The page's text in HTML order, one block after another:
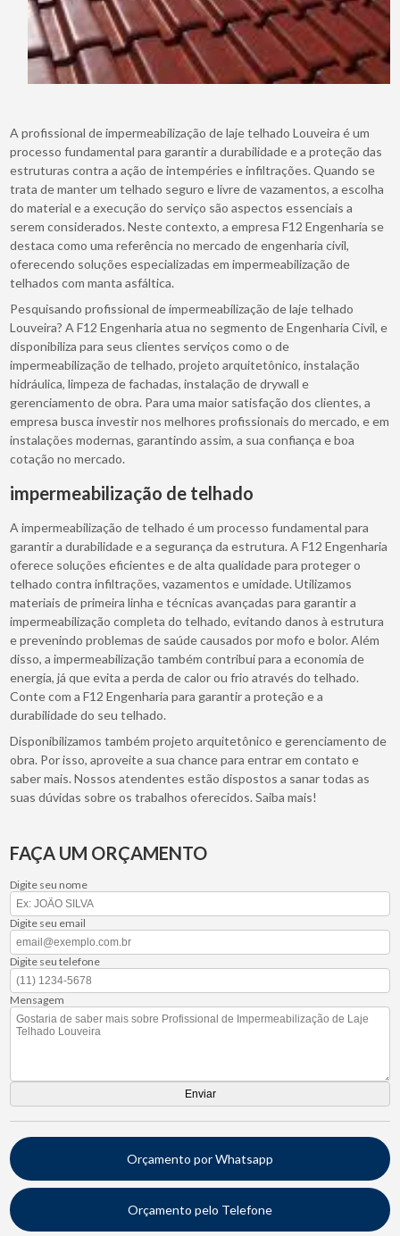
A profissional de impermeabilização de laje telhado Louveira é um
processo fundamental para garantir a durabilidade e a proteção das
estruturas contra a ação de intempéries e infiltrações. Quando se
trata de manter um telhado seguro e livre de vazamentos, a escolha
do material e a execução do serviço são aspectos essenciais a
serem considerados. Neste contexto, a empresa F12 Engenharia se
destaca como uma referência no mercado de engenharia civil,
oferecendo soluções especializadas em impermeabilização de
telhados com manta asfáltica.
Pesquisando profissional de impermeabilização de laje telhado
Louveira? A F12 Engenharia atua no segmento de Engenharia Civil, e
disponibiliza para seus clientes serviços como o de
impermeabilização de telhado, projeto arquitetônico, instalação
hidráulica, limpeza de fachadas, instalação de drywall e
gerenciamento de obra. Para uma maior satisfação dos clientes, a
empresa busca investir nos melhores profissionais do mercado, e em
instalações modernas, garantindo assim, a sua confiança e boa
cotação no mercado.
impermeabilização de telhado
A impermeabilização de telhado é um processo fundamental para
garantir a durabilidade e a segurança da estrutura. A F12 Engenharia
oferece soluções eficientes e de alta qualidade para proteger o
telhado contra infiltrações, vazamentos e umidade. Utilizamos
materiais de primeira linha e técnicas avançadas para garantir a
impermeabilização completa do telhado, evitando danos à estrutura
e prevenindo problemas de saúde causados por mofo e bolor. Além
disso, a impermeabilização também contribui para a economia de
energia, já que evita a perda de calor ou frio através do telhado.
Conte com a F12 Engenharia para garantir a proteção e a
durabilidade do seu telhado.
Disponibilizamos também projeto arquitetônico e gerenciamento de
obra. Por isso, aproveite a sua chance para entrar em contato e
saber mais. Nossos atendentes estão dispostos a sanar todas as
suas dúvidas sobre os trabalhos oferecidos. Saiba mais!
FAÇA UM ORÇAMENTO
Digite seu nome
Digite seu email
Digite seu telefone
Mensagem
Orçamento por Whatsapp
Orçamento pelo Telefone